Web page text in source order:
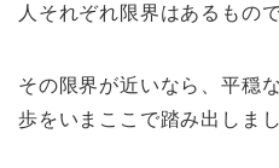
人それぞれ限界はあるもので
その限界が近いなら、平穏
歩をいまここで踏み出しまし